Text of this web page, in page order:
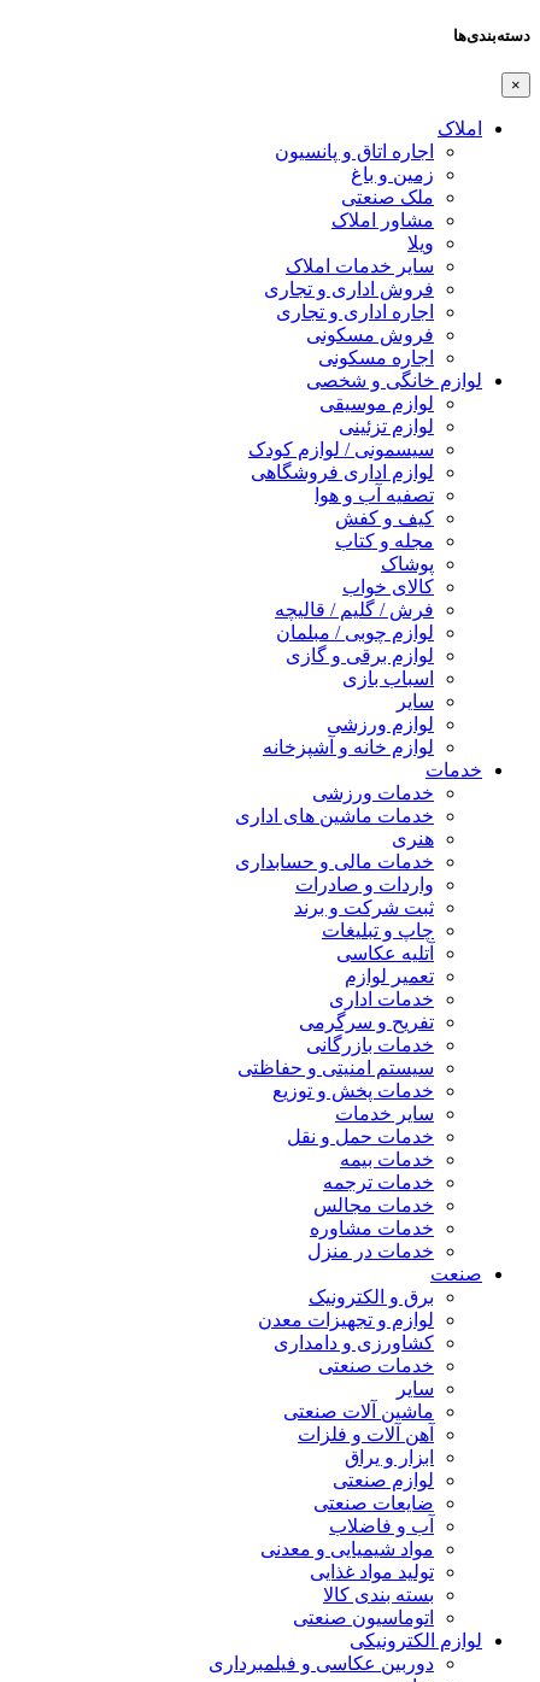
دسته‌بندی‌ها
×
املاک
اجاره اتاق و پانسیون
زمین و باغ
ملک صنعتی
مشاور املاک
ویلا
سایر خدمات املاک
فروش اداری و تجاری
اجاره اداری و تجاری
فروش مسکونی
اجاره مسکونی
لوازم خانگی و شخصی
لوازم موسیقی
لوازم تزئینی
سیسمونی / لوازم کودک
لوازم اداری فروشگاهی
تصفیه آب و هوا
کیف و کفش
مجله و کتاب
پوشاک
کالای خواب
فرش / گلیم / قالیچه
لوازم چوبی / مبلمان
لوازم برقی و گازی
اسباب بازی
سایر
لوازم ورزشی
لوازم خانه و آشپزخانه
خدمات
خدمات ورزشی
خدمات ماشین های اداری
هنری
خدمات مالی و حسابداری
واردات و صادرات
ثبت شرکت و برند
چاپ و تبلیغات
آتلیه عکاسی
تعمیر لوازم
خدمات اداری
تفریح و سرگرمی
خدمات بازرگانی
سیستم امنیتی و حفاظتی
خدمات پخش و توزیع
سایر خدمات
خدمات حمل و نقل
خدمات بیمه
خدمات ترجمه
خدمات مجالس
خدمات مشاوره
خدمات در منزل
صنعت
برق و الکترونیک
لوازم و تجهیزات معدن
کشاورزی و دامداری
خدمات صنعتی
سایر
ماشین آلات صنعتی
آهن آلات و فلزات
ابزار و یراق
لوازم صنعتی
ضایعات صنعتی
آب و فاضلاب
مواد شیمیایی و معدنی
تولید مواد غذایی
بسته بندی کالا
اتوماسیون صنعتی
لوازم الکترونیکی
دوربین عکاسی و فیلمبرداری